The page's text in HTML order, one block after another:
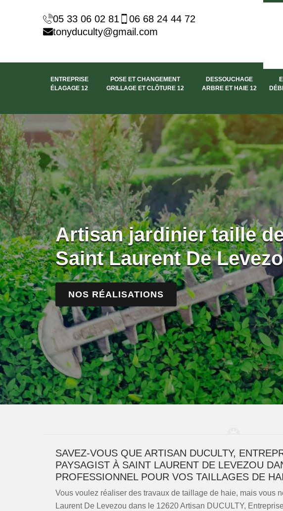
05 33 06 02 81
06 68 24 44 72
tonyduculty@gmail.com
ENTREPRISE
ÉLAGAGE 12
POSE ET CHANGEMENT
GRILLAGE ET CLÔTURE 12
DESSOUCHAGE
ARBRE ET HAIE 12
Artisan jardinier taille
Saint Laurent De
NOS RÉALISATIONS
SAVEZ-VOUS QUE ARTISAN DUCULTY,
PAYSAGIST À SAINT LAURENT DE LEVEZOU
PROFESSIONNEL POUR VOS TAILLAGES DE
Vous voulez réaliser des travaux de taillage de haie, mais vous
Laurent De Levezou dans le 12620 Artisan DUCULTY,